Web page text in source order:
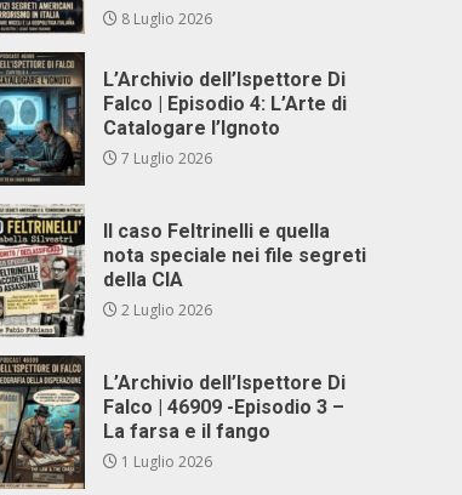
8 Luglio 2026
L’Archivio dell’Ispettore Di
Falco | Episodio 4: L’Arte di
Catalogare l’Ignoto
7 Luglio 2026
Il caso Feltrinelli e quella
nota speciale nei file segreti
della CIA
2 Luglio 2026
L’Archivio dell’Ispettore Di
Falco | 46909 -Episodio 3 –
La farsa e il fango
1 Luglio 2026